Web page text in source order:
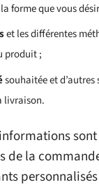
forme que vous
et les différentes
produit ;
souhaitée et
livraison.
de la